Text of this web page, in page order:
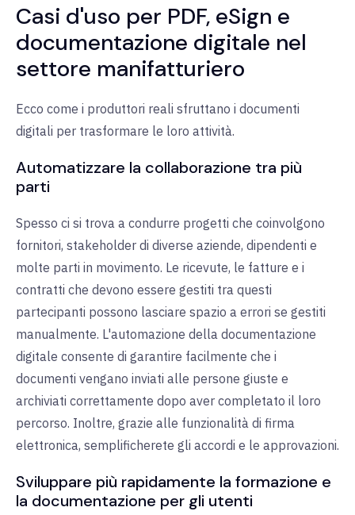
Casi d'uso per PDF, eSign e
documentazione digitale nel
settore manifatturiero
Ecco come i produttori reali sfruttano i documenti
digitali per trasformare le loro attività.
Automatizzare la collaborazione tra più
parti
Spesso ci si trova a condurre progetti che coinvolgono
fornitori, stakeholder di diverse aziende, dipendenti e
molte parti in movimento. Le ricevute, le fatture e i
contratti che devono essere gestiti tra questi
partecipanti possono lasciare spazio a errori se gestiti
manualmente. L'automazione della documentazione
digitale consente di garantire facilmente che i
documenti vengano inviati alle persone giuste e
archiviati correttamente dopo aver completato il loro
percorso. Inoltre, grazie alle funzionalità di firma
elettronica, semplificherete gli accordi e le approvazioni.
Sviluppare più rapidamente la formazione e
la documentazione per gli utenti